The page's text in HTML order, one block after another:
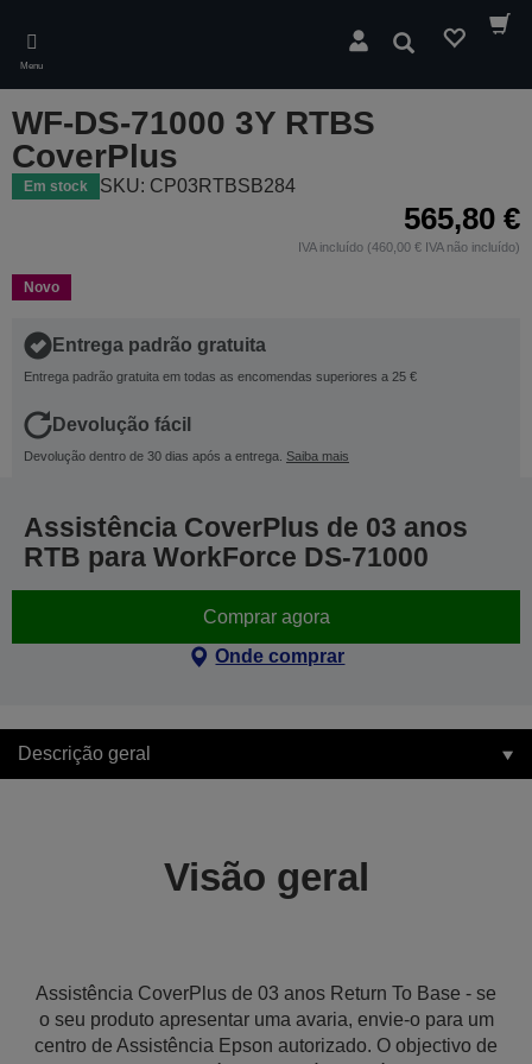
main
content
Menu
Pesquisar
WF-DS-71000 3Y RTBS
CoverPlus
Em stock SKU: CP03RTBSB284
565,80 €
IVA incluído (460,00 € IVA não incluído)
Novo
Entrega padrão gratuita
Entrega padrão gratuita em todas as encomendas superiores a 25 €
Devolução fácil
Devolução dentro de 30 dias após a entrega. Saiba mais
Assistência CoverPlus de 03 anos
RTB para WorkForce DS-71000
Comprar agora
Onde comprar
Descrição geral
Visão geral
Assistência CoverPlus de 03 anos Return To Base - se
o seu produto apresentar uma avaria, envie-o para um
centro de Assistência Epson autorizado. O objectivo de